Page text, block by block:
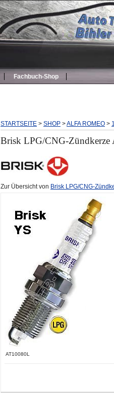
Fachbuch-Shop
STARTSEITE > SHOP >ALFA ROMEO >
Brisk LPG/CNG-Zündkerze
Zur Übersicht von Brisk LPG/CNG-
AT10080L